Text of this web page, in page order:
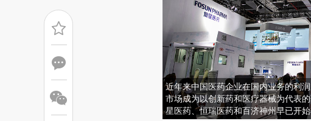
近年来中国医药企业在国内业务的利
市场成为以创新药和医疗器械为代表
星医药、恒瑞医药和百济神州早已开